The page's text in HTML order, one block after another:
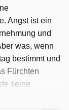
Angst ist ein
und
was, wenn
bestimmt und
Fürchten
seine